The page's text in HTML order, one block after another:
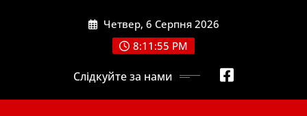
Четвер, 6 Серпня 2026
8:11:55 PM
Слідкуйте за нами